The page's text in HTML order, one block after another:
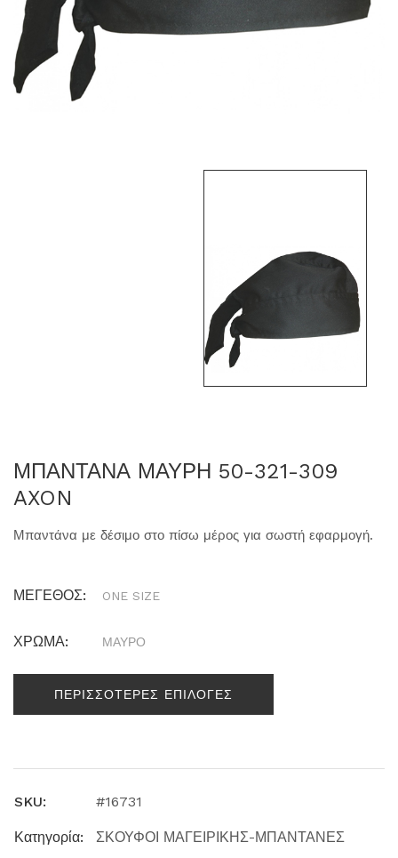
ΜΠΑΝΤΑΝΑ ΜΑΥΡΗ 50-321-309
AXON
Μπαντάνα με δέσιμο στο πίσω μέρος για σωστή εφαρμογή.
ΜΕΓΕΘΟΣ: ONE SIZE
ΧΡΩΜΑ: ΜΑΥΡΟ
ΠΕΡΙΣΣΟΤΕΡΕΣ ΕΠΙΛΟΓΕΣ
SKU: #16731
Κατηγορία: ΣΚΟΥΦΟΙ ΜΑΓΕΙΡΙΚΗΣ-ΜΠΑΝΤΑΝΕΣ